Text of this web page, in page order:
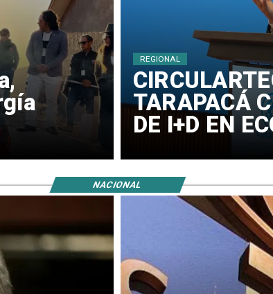
TARAPACÁ
DE I+D EN
REGIONAL
NACIONAL